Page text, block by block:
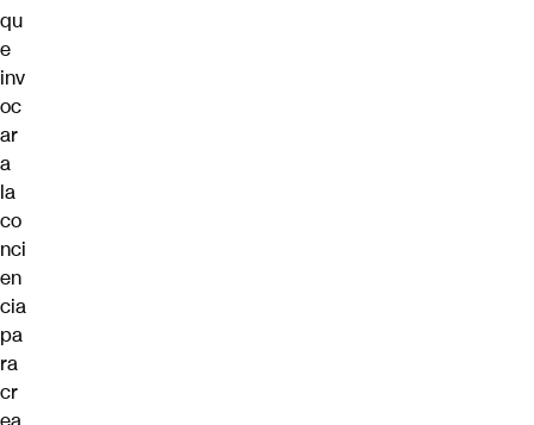
qu
e
inv
oc
ar
a
la
co
nci
en
cia
pa
ra
cr